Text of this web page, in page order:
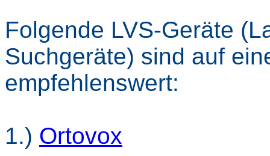
Folgende LVS-Geräte
Suchgeräte) sind auf
empfehlenswert:
1.) Ortovox